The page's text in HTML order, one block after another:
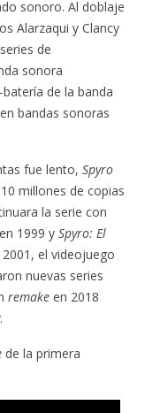
sonoro. Al doblaje
Alarzaqui y Clancy
de
sonora
de la banda
bandas sonoras
fue lento,Spyro
millones de copias
la serie con
en 1999 ySpyro: El
el videojuego
nuevas series
remake en 2018
.
de la primera